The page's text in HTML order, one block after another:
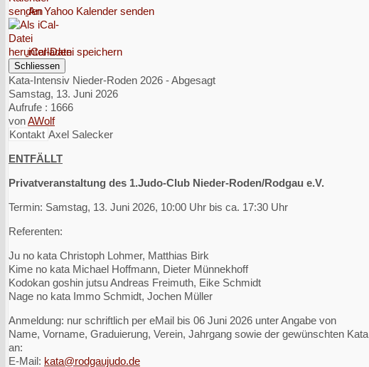
An Yahoo Kalender senden
iCal-Datei speichern
Schliessen
Kata-Intensiv Nieder-Roden 2026 - Abgesagt
Samstag, 13. Juni 2026
Aufrufe : 1666
vonAWolf
Kontakt Axel Salecker
ENTFÄLLT
Privatveranstaltung des 1.Judo-Club Nieder-Roden/Rodgau e.V.
Termin: Samstag, 13. Juni 2026, 10:00 Uhr bis ca. 17:30 Uhr
Referenten:
Ju no kata Christoph Lohmer, Matthias Birk
Kime no kata Michael Hoffmann, Dieter Münnekhoff
Kodokan goshin jutsu Andreas Freimuth, Eike Schmidt
Nage no kata Immo Schmidt, Jochen Müller
Anmeldung: nur schriftlich per eMail bis 06 Juni 2026 unter Angabe von
Name, Vorname, Graduierung, Verein, Jahrgang sowie der gewünschten Kata
an:
E-Mail: kata@rodgaujudo.de